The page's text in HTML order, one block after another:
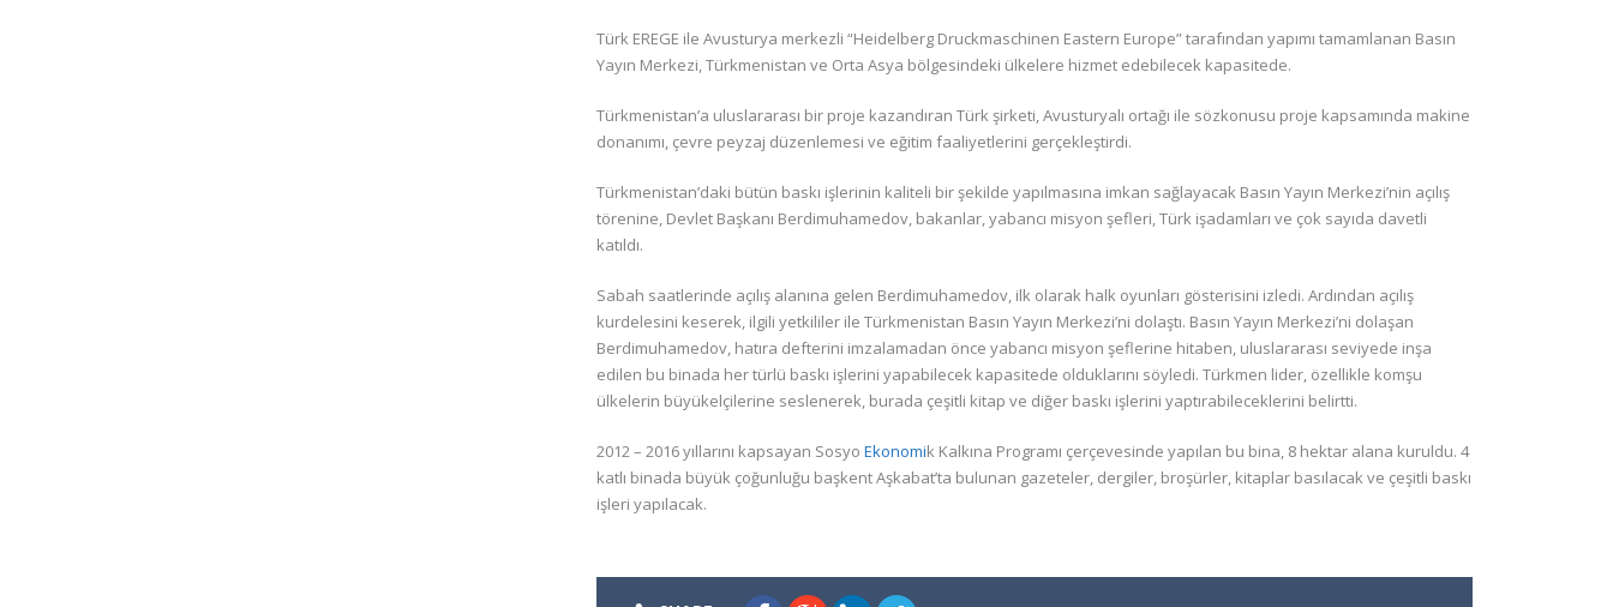
Türk EREGE ile Avusturya merkezli “Heidelberg Druckmaschinen Eastern Europe” tarafından yapımı tamamlanan Basın
Yayın Merkezi, Türkmenistan ve Orta Asya bölgesindeki ülkelere hizmet edebilecek kapasitede.
Türkmenistan’a uluslararası bir proje kazandıran Türk şirketi, Avusturyalı ortağı ile sözkonusu proje kapsamında makine
donanımı, çevre peyzaj düzenlemesi ve eğitim faaliyetlerini gerçekleştirdi.
Türkmenistan’daki bütün baskı işlerinin kaliteli bir şekilde yapılmasına imkan sağlayacak Basın Yayın Merkezi’nin açılış
törenine, Devlet Başkanı Berdimuhamedov, bakanlar, yabancı misyon şefleri, Türk işadamları ve çok sayıda davetli
katıldı.
Sabah saatlerinde açılış alanına gelen Berdimuhamedov, ilk olarak halk oyunları gösterisini izledi. Ardından açılış
kurdelesini keserek, ilgili yetkililer ile Türkmenistan Basın Yayın Merkezi’ni dolaştı. Basın Yayın Merkezi’ni dolaşan
Berdimuhamedov, hatıra defterini imzalamadan önce yabancı misyon şeflerine hitaben, uluslararası seviyede inşa
edilen bu binada her türlü baskı işlerini yapabilecek kapasitede olduklarını söyledi. Türkmen lider, özellikle komşu
ülkelerin büyükelçilerine seslenerek, burada çeşitli kitap ve diğer baskı işlerini yaptırabileceklerini belirtti.
2012 – 2016 yıllarını kapsayan Sosyo Ekonomik Kalkına Programı çerçevesinde yapılan bu bina, 8 hektar alana kuruldu. 4
katlı binada büyük çoğunluğu başkent Aşkabat’ta bulunan gazeteler, dergiler, broşürler, kitaplar basılacak ve çeşitli baskı
işleri yapılacak.